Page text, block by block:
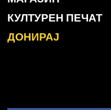
КУЛТУРЕН ПЕЧАТ
ДОНИРАЈ